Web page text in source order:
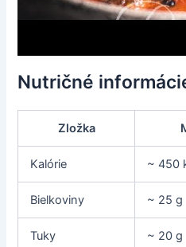
Nutričné
Zložka
Kalórie ~ 450
Bielkoviny ~ 25 g
Tuky ~ 20 g